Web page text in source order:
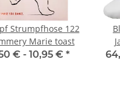
Strumpfhose 122
Marie toast
€ - 10,95 € *